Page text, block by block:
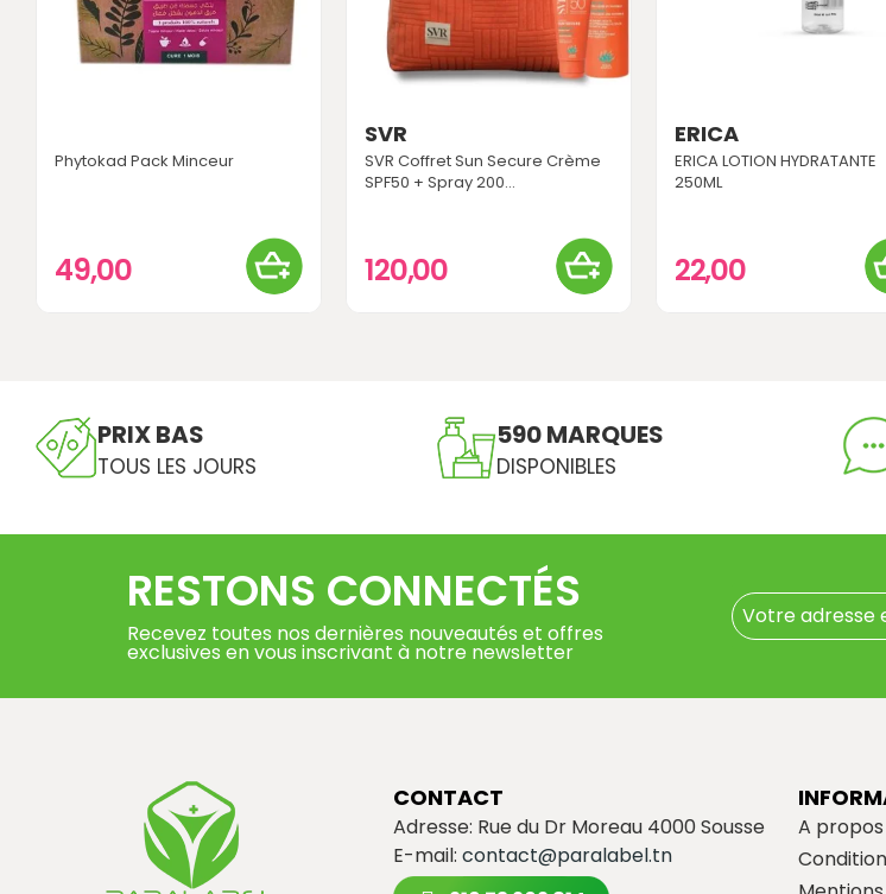
Phytokad Pack Minceur
49,00
SVR
SVR Coffret Sun Secure Crème
SPF50 + Spray 200...
120,00
ERICA
ERICA LOTION HYDRATANTE
250ML
22,00
PRIX BAS
TOUS LES JOURS
590 MARQUES
DISPONIBLES
RESTONS CONNECTÉS
Recevez toutes nos dernières nouveautés et offres
exclusives en vous inscrivant à notre newsletter
CONTACT
Adresse: Rue du Dr Moreau 4000 Sousse
E-mail: contact@paralabel.tn
A propos